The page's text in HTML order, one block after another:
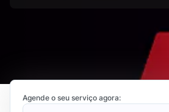
Agende o seu serviço agora: